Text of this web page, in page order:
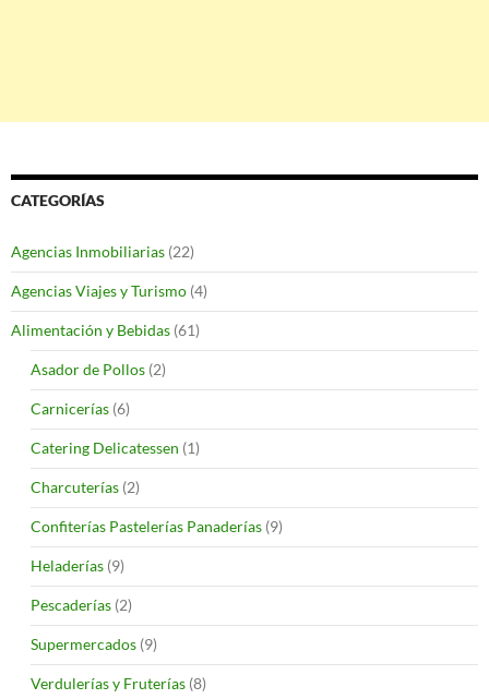
CATEGORÍAS
Agencias Inmobiliarias (22)
Agencias Viajes y Turismo (4)
Alimentación y Bebidas (61)
Asador de Pollos (2)
Carnicerías (6)
Catering Delicatessen (1)
Charcuterías (2)
Confiterías Pastelerías Panaderías (9)
Heladerías (9)
Pescaderías (2)
Supermercados (9)
Verdulerías y Fruterías (8)